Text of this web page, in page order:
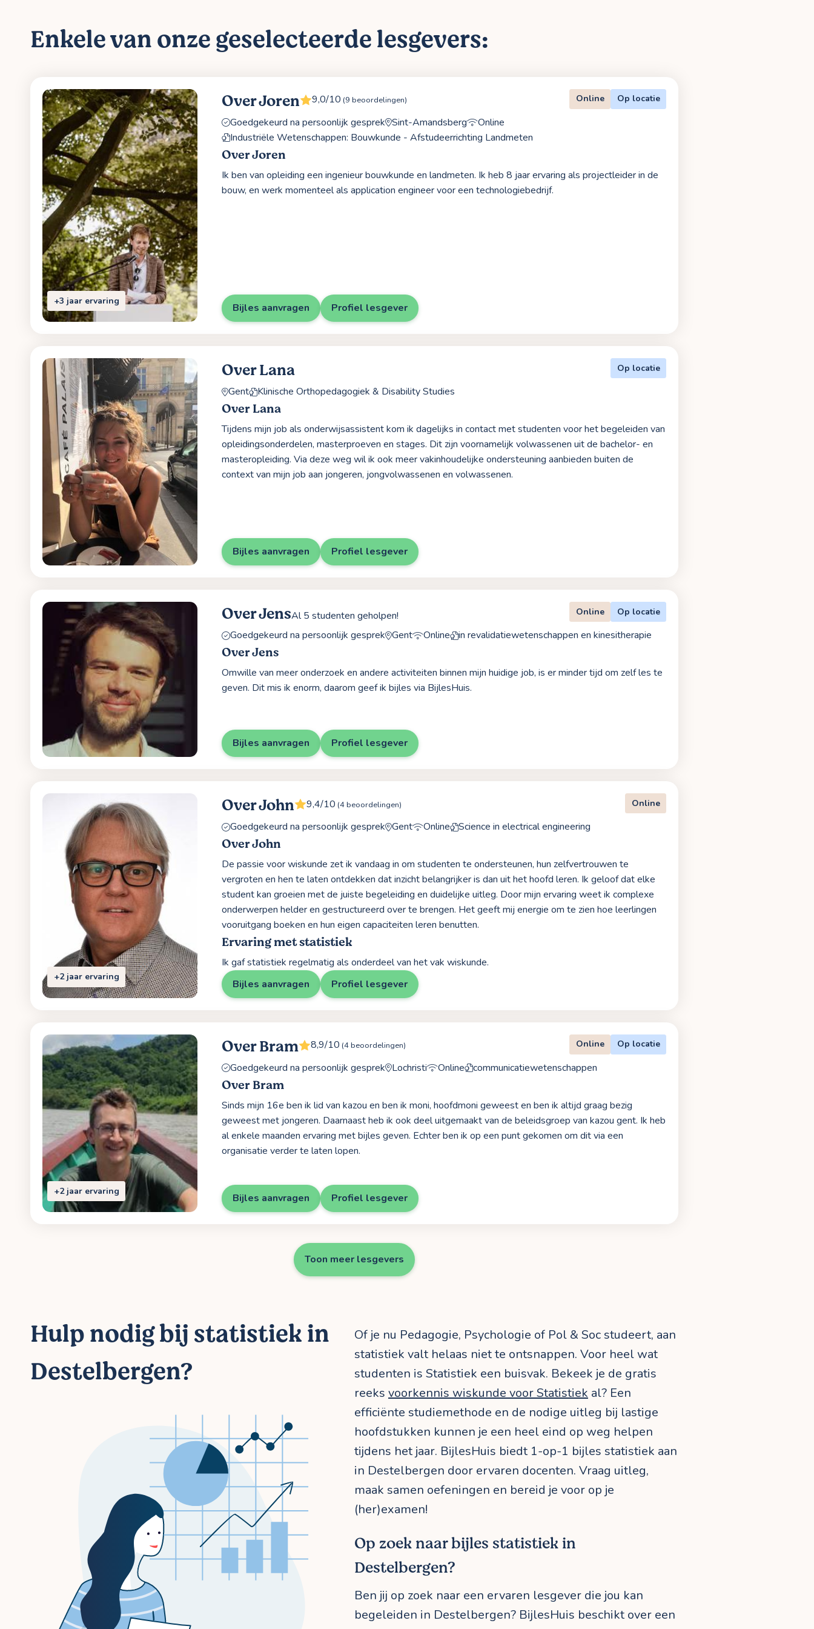
Enkele van onze geselecteerde lesgevers:
+3 jaar ervaring
Over Joren 9,0/10 (9 beoordelingen) Online Op locatie
Goedgekeurd na persoonlijk gesprek Sint-Amandsberg
Online
Industriële Wetenschappen: Bouwkunde - Afstudeerrichting Landmeten
Over Joren
Ik ben van opleiding een ingenieur bouwkunde en landmeten. Ik heb 8 jaar ervaring als projectleider in de
bouw, en werk momenteel als application engineer voor een technologiebedrijf.
Bijles aanvragen Profiel lesgever
Over Lana Op locatie
Gent Klinische Orthopedagogiek & Disability Studies
Over Lana
Tijdens mijn job als onderwijsassistent kom ik dagelijks in contact met studenten voor het begeleiden van
opleidingsonderdelen, masterproeven en stages. Dit zijn voornamelijk volwassenen uit de bachelor- en
masteropleiding. Via deze weg wil ik ook meer vakinhoudelijke ondersteuning aanbieden buiten de
context van mijn job aan jongeren, jongvolwassenen en volwassenen.
Bijles aanvragen Profiel lesgever
Over JensAl 5 studenten geholpen! Online Op locatie
Goedgekeurd na persoonlijk gesprek Gent Online in revalidatiewetenschappen en kinesitherapie
Over Jens
Omwille van meer onderzoek en andere activiteiten binnen mijn huidige job, is er minder tijd om zelf les te
geven. Dit mis ik enorm, daarom geef ik bijles via BijlesHuis.
Bijles aanvragen Profiel lesgever
+2 jaar ervaring
Over John 9,4/10 (4 beoordelingen) Online
Goedgekeurd na persoonlijk gesprek Gent Online Science in electrical engineering
Over John
De passie voor wiskunde zet ik vandaag in om studenten te ondersteunen, hun zelfvertrouwen te
vergroten en hen te laten ontdekken dat inzicht belangrijker is dan uit het hoofd leren. Ik geloof dat elke
student kan groeien met de juiste begeleiding en duidelijke uitleg. Door mijn ervaring weet ik complexe
onderwerpen helder en gestructureerd over te brengen. Het geeft mij energie om te zien hoe leerlingen
vooruitgang boeken en hun eigen capaciteiten leren benutten.
Ervaring met statistiek
Ik gaf statistiek regelmatig als onderdeel van het vak wiskunde.
Bijles aanvragen
Profiel lesgever
+2 jaar ervaring
Over Bram 8,9/10 (4 beoordelingen) Online Op locatie
Goedgekeurd na persoonlijk gesprek Lochristi Online communicatiewetenschappen
Over Bram
Sinds mijn 16e ben ik lid van kazou en ben ik moni, hoofdmoni geweest en ben ik altijd graag bezig
geweest met jongeren. Daarnaast heb ik ook deel uitgemaakt van de beleidsgroep van kazou gent. Ik heb
al enkele maanden ervaring met bijles geven. Echter ben ik op een punt gekomen om dit via een
organisatie verder te laten lopen.
Bijles aanvragen Profiel lesgever
Toon meer lesgevers
Hulp nodig bij statistiek in
Destelbergen?
Of je nu Pedagogie, Psychologie of Pol & Soc studeert, aan
statistiek valt helaas niet te ontsnappen. Voor heel wat
studenten is Statistiek een buisvak. Bekeek je de gratis
reeks voorkennis wiskunde voor Statistiek al? Een
efficiënte studiemethode en de nodige uitleg bij lastige
hoofdstukken kunnen je een heel eind op weg helpen
tijdens het jaar. BijlesHuis biedt 1-op-1 bijles statistiek aan
in Destelbergen door ervaren docenten. Vraag uitleg,
maak samen oefeningen en bereid je voor op je
(her)examen!
Op zoek naar bijles statistiek in
Destelbergen?
Ben jij op zoek naar een ervaren lesgever die jou kan
begeleiden in Destelbergen? BijlesHuis beschikt over een